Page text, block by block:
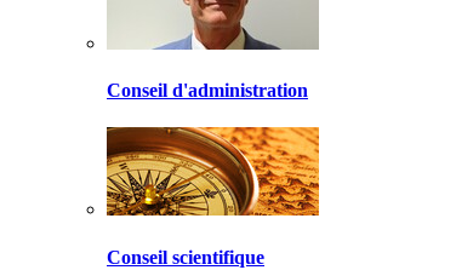
Conseil d'administration
Conseil scientifique